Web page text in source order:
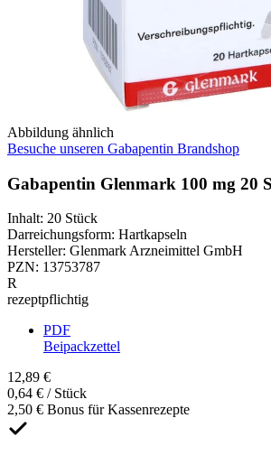
Abbildung ähnlich
Besuche unseren Gabapentin Brandshop
Gabapentin Glenmark 100 mg 20
Inhalt: 20 Stück
Darreichungsform: Hartkapseln
Hersteller: Glenmark Arzneimittel GmbH
PZN: 13753787
R
rezeptpflichtig
PDF
Beipackzettel
12,89 €
0,64 € / Stück
2,50 € Bonus für Kassenrezepte